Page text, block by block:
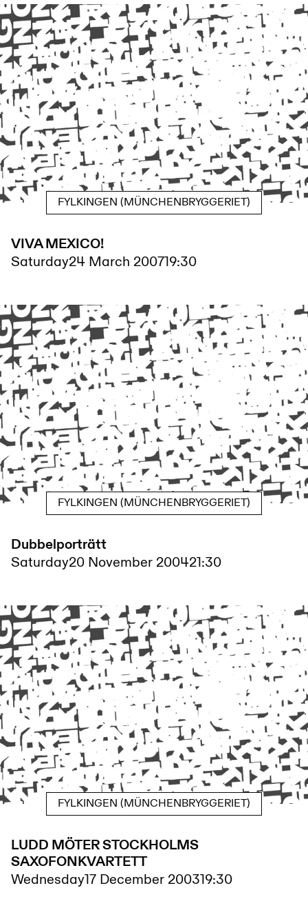
FYLKINGEN (MÜNCHENBRYGGERIET)
VIVA MEXICO!
Saturday24 March 200719:30
FYLKINGEN (MÜNCHENBRYGGERIET)
Dubbelporträtt
Saturday20 November 200421:30
FYLKINGEN (MÜNCHENBRYGGERIET)
LUDD MÖTER STOCKHOLMS
SAXOFONKVARTETT
Wednesday17 December 200319:30